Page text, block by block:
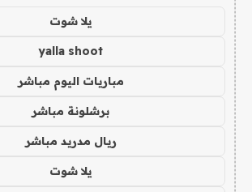
يلا شوت
yalla shoot
مباريات اليوم مباشر
برشلونة مباشر
ريال مدريد مباشر
يلا شوت